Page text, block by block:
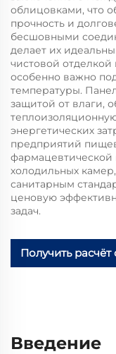
облицовками, что
прочность и
бесшовными
делает их
чистовой отделкой
особенно важно
температуры.
защитой от влаги,
энергетических
предприятий
холодильных
санитарным
ценовую
задач.
Получить расчёт
Введение